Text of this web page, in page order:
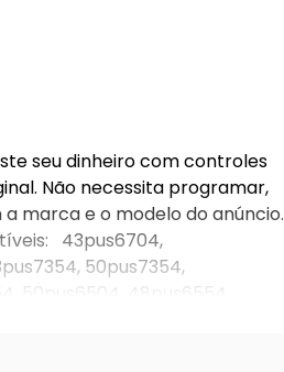
seu dinheiro com controles
Não necessita programar,
marca e o modelo do anúncio.
43pus6704,
50pus7354,
50pus6504, 48pus6554,